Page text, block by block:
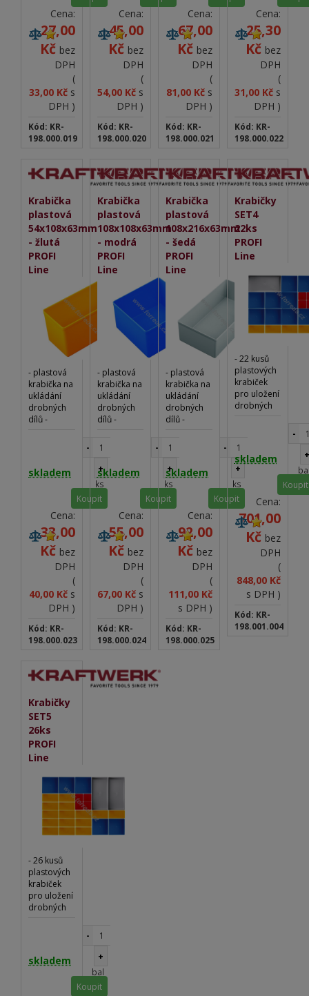
Cena:
27,00
Kč bez
DPH
(
33,00 Kč s
DPH )
Kód: KR-
198.000.019
Cena:
45,00
Kč bez
DPH
(
54,00 Kč s
DPH )
Kód: KR-
198.000.020
Cena:
67,00
Kč bez
DPH
(
81,00 Kč s
DPH )
Kód: KR-
198.000.021
Cena:
25,30
Kč bez
DPH
(
31,00 Kč s
DPH )
Kód: KR-
198.000.022
Krabička
plastová
54x108x63mm
- žlutá
PROFI
Line
- plastová
krabička na
ukládání
drobných
dílů -
KRAFTWERK
skladem
-
+
ks
Koupit
Cena:
33,00
Kč bez
DPH
(
40,00 Kč s
DPH )
Kód: KR-
198.000.023
Krabička
plastová
108x108x63mm
- modrá
PROFI
Line
- plastová
krabička na
ukládání
drobných
dílů -
dílenských
vozíků
KRAFTWERK
skladem
-
+
ks
Koupit
Cena:
55,00
Kč bez
DPH
(
67,00 Kč s
DPH )
Kód: KR-
198.000.024
Krabička
plastová
108x216x63mm
- šedá
PROFI
Line
- plastová
krabička na
ukládání
drobných
dílů -
dílenských
vozíků
KRAFTWERK
skladem
-
+
ks
Koupit
Cena:
92,00
Kč bez
DPH
(
111,00 Kč
s DPH )
Kód: KR-
198.000.025
Krabičky
SET4
22ks
PROFI
Line
- 22 kusů
plastových
krabiček
pro uložení
drobných
vozíků &
stěn
KRAFTWERK
skladem
-
+
Koupit
Cena:
701,00
Kč bez
DPH
(
848,00 Kč
s DPH )
Kód: KR-
198.001.004
Krabičky
SET5
26ks
PROFI
Line
- 26 kusů
plastových
krabiček
pro uložení
drobných
vozíků &
stěn
KRAFTWERK
skladem
-
+
bal
Koupit